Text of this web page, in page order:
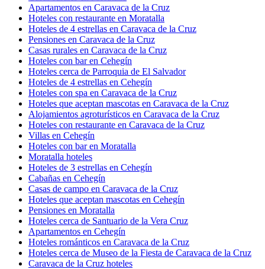
Apartamentos en Caravaca de la Cruz
Hoteles con restaurante en Moratalla
Hoteles de 4 estrellas en Caravaca de la Cruz
Pensiones en Caravaca de la Cruz
Casas rurales en Caravaca de la Cruz
Hoteles con bar en Cehegín
Hoteles cerca de Parroquia de El Salvador
Hoteles de 4 estrellas en Cehegín
Hoteles con spa en Caravaca de la Cruz
Hoteles que aceptan mascotas en Caravaca de la Cruz
Alojamientos agroturísticos en Caravaca de la Cruz
Hoteles con restaurante en Caravaca de la Cruz
Villas en Cehegín
Hoteles con bar en Moratalla
Moratalla hoteles
Hoteles de 3 estrellas en Cehegín
Cabañas en Cehegín
Casas de campo en Caravaca de la Cruz
Hoteles que aceptan mascotas en Cehegín
Pensiones en Moratalla
Hoteles cerca de Santuario de la Vera Cruz
Apartamentos en Cehegín
Hoteles románticos en Caravaca de la Cruz
Hoteles cerca de Museo de la Fiesta de Caravaca de la Cruz
Caravaca de la Cruz hoteles